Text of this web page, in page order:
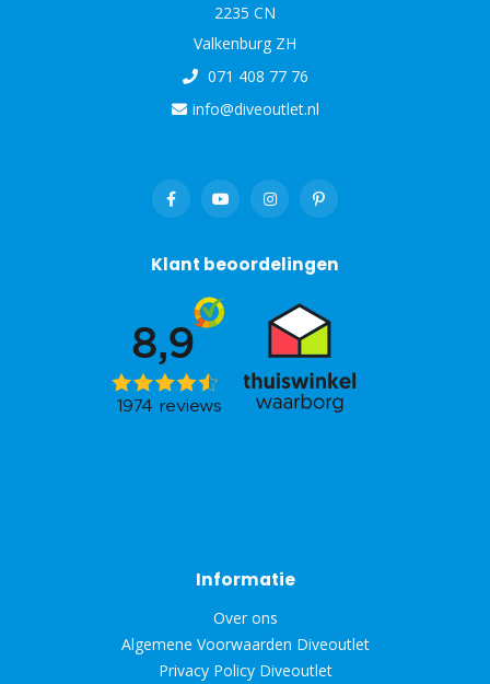
2235 CN
Valkenburg ZH
071 408 77 76
info@diveoutlet.nl
Klant beoordelingen
Informatie
Over ons
Algemene Voorwaarden Diveoutlet
Privacy Policy Diveoutlet